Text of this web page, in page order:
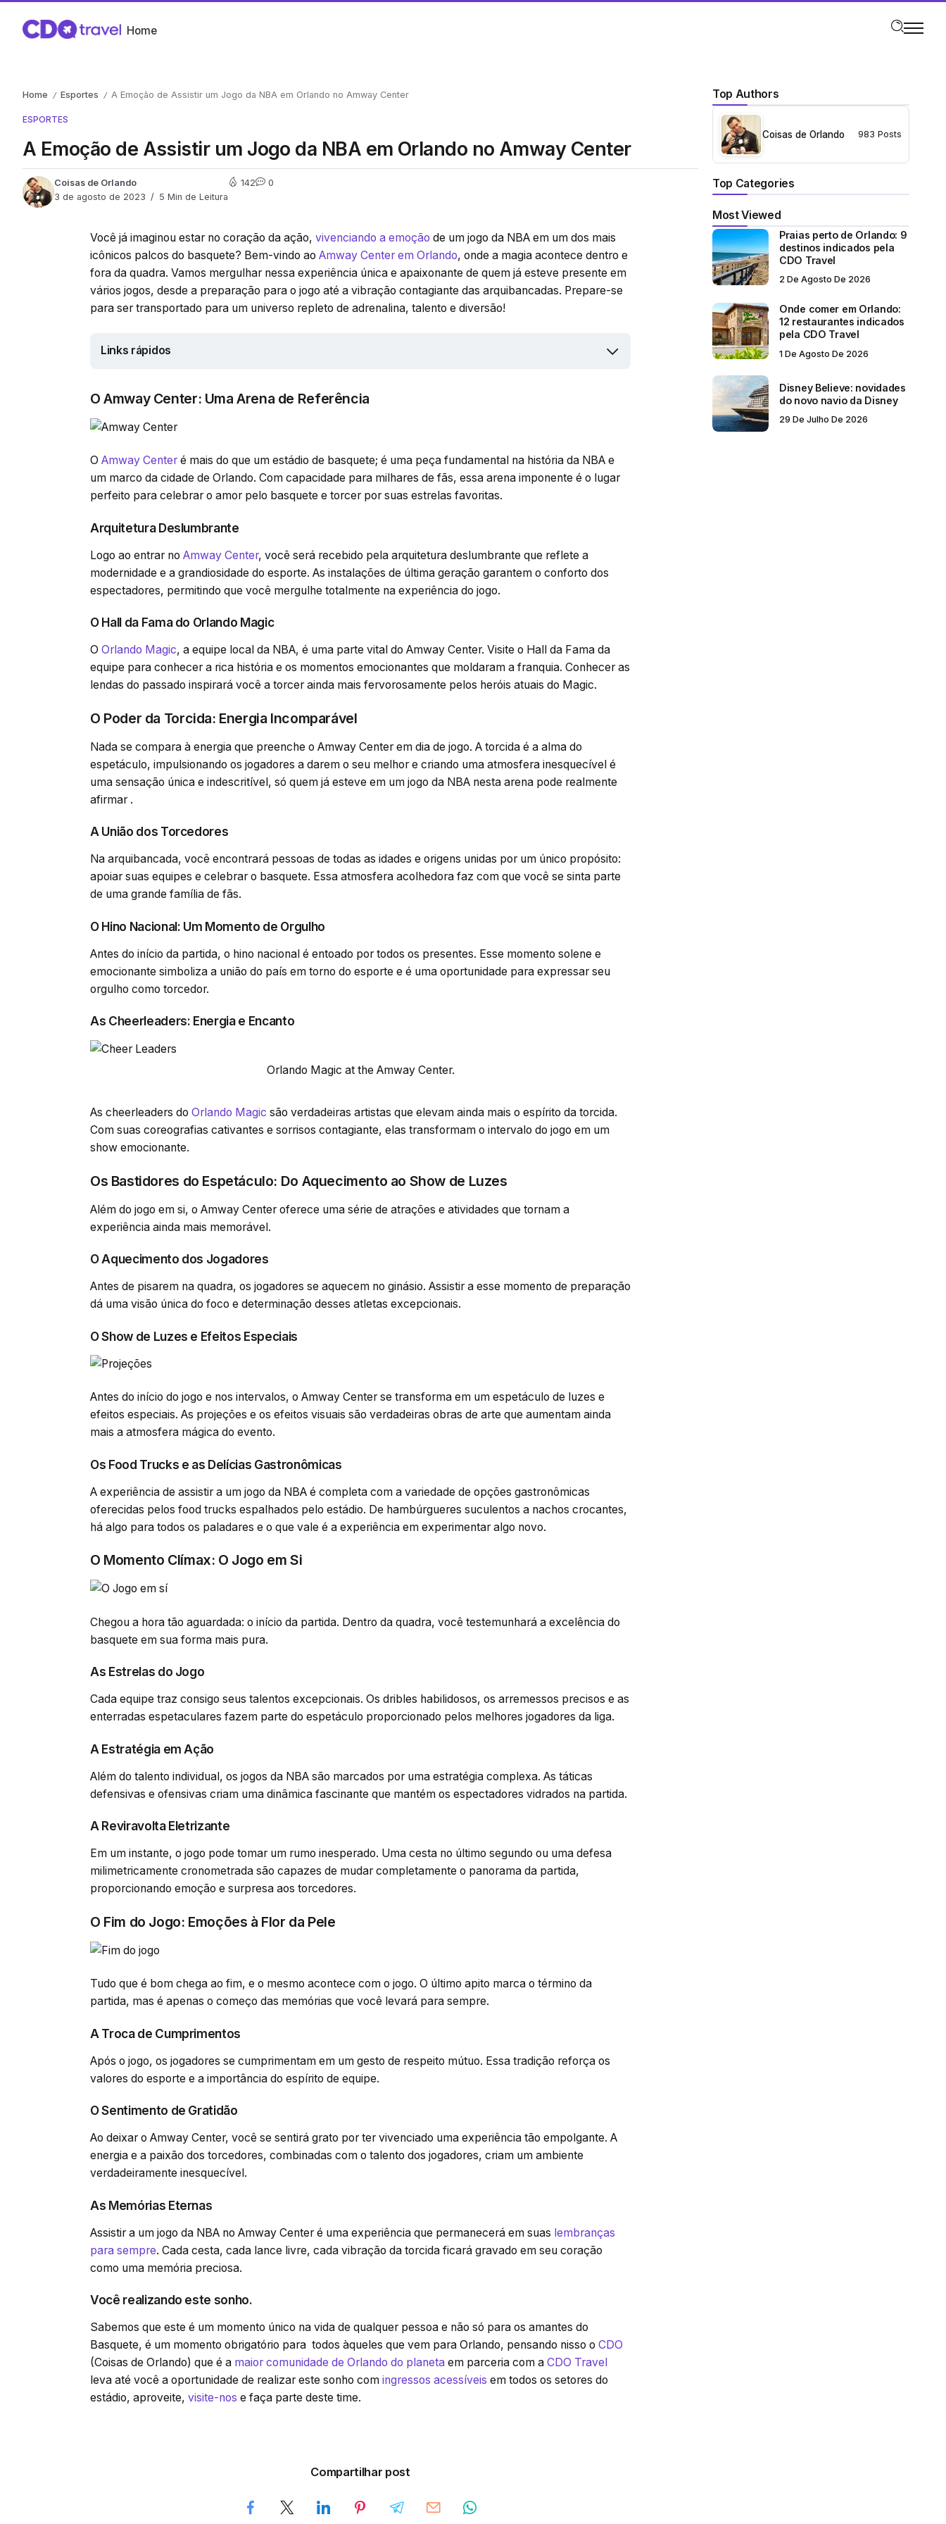
Home
Home / Esportes / A Emoção de Assistir um Jogo da NBA em Orlando no Amway Center
ESPORTES
A Emoção de Assistir um Jogo da NBA em Orlando no Amway Center
Coisas de Orlando
3 de agosto de 2023
5 Min de Leitura
142 0
Você já imaginou estar no coração da ação, vivenciando a emoção de um jogo da NBA em um dos mais
icônicos palcos do basquete? Bem-vindo ao Amway Center em Orlando, onde a magia acontece dentro e
fora da quadra. Vamos mergulhar nessa experiência única e apaixonante de quem já esteve presente em
vários jogos, desde a preparação para o jogo até a vibração contagiante das arquibancadas. Prepare-se
para ser transportado para um universo repleto de adrenalina, talento e diversão!
Links rápidos
O Amway Center: Uma Arena de Referência
O Amway Center é mais do que um estádio de basquete; é uma peça fundamental na história da NBA e
um marco da cidade de Orlando. Com capacidade para milhares de fãs, essa arena imponente é o lugar
perfeito para celebrar o amor pelo basquete e torcer por suas estrelas favoritas.
Arquitetura Deslumbrante
Logo ao entrar no Amway Center, você será recebido pela arquitetura deslumbrante que reflete a
modernidade e a grandiosidade do esporte. As instalações de última geração garantem o conforto dos
espectadores, permitindo que você mergulhe totalmente na experiência do jogo.
O Hall da Fama do Orlando Magic
O Orlando Magic, a equipe local da NBA, é uma parte vital do Amway Center. Visite o Hall da Fama da
equipe para conhecer a rica história e os momentos emocionantes que moldaram a franquia. Conhecer as
lendas do passado inspirará você a torcer ainda mais fervorosamente pelos heróis atuais do Magic.
O Poder da Torcida: Energia Incomparável
Nada se compara à energia que preenche o Amway Center em dia de jogo. A torcida é a alma do
espetáculo, impulsionando os jogadores a darem o seu melhor e criando uma atmosfera inesquecível é
uma sensação única e indescritível, só quem já esteve em um jogo da NBA nesta arena pode realmente
afirmar .
A União dos Torcedores
Na arquibancada, você encontrará pessoas de todas as idades e origens unidas por um único propósito:
apoiar suas equipes e celebrar o basquete. Essa atmosfera acolhedora faz com que você se sinta parte
de uma grande família de fãs.
O Hino Nacional: Um Momento de Orgulho
Antes do início da partida, o hino nacional é entoado por todos os presentes. Esse momento solene e
emocionante simboliza a união do país em torno do esporte e é uma oportunidade para expressar seu
orgulho como torcedor.
As Cheerleaders: Energia e Encanto
Orlando Magic at the Amway Center.
As cheerleaders do Orlando Magic são verdadeiras artistas que elevam ainda mais o espírito da torcida.
Com suas coreografias cativantes e sorrisos contagiante, elas transformam o intervalo do jogo em um
show emocionante.
Os Bastidores do Espetáculo: Do Aquecimento ao Show de Luzes
Além do jogo em si, o Amway Center oferece uma série de atrações e atividades que tornam a
experiência ainda mais memorável.
O Aquecimento dos Jogadores
Antes de pisarem na quadra, os jogadores se aquecem no ginásio. Assistir a esse momento de preparação
dá uma visão única do foco e determinação desses atletas excepcionais.
O Show de Luzes e Efeitos Especiais
Antes do início do jogo e nos intervalos, o Amway Center se transforma em um espetáculo de luzes e
efeitos especiais. As projeções e os efeitos visuais são verdadeiras obras de arte que aumentam ainda
mais a atmosfera mágica do evento.
Os Food Trucks e as Delícias Gastronômicas
A experiência de assistir a um jogo da NBA é completa com a variedade de opções gastronômicas
oferecidas pelos food trucks espalhados pelo estádio. De hambúrgueres suculentos a nachos crocantes,
há algo para todos os paladares e o que vale é a experiência em experimentar algo novo.
O Momento Clímax: O Jogo em Si
Chegou a hora tão aguardada: o início da partida. Dentro da quadra, você testemunhará a excelência do
basquete em sua forma mais pura.
As Estrelas do Jogo
Cada equipe traz consigo seus talentos excepcionais. Os dribles habilidosos, os arremessos precisos e as
enterradas espetaculares fazem parte do espetáculo proporcionado pelos melhores jogadores da liga.
A Estratégia em Ação
Além do talento individual, os jogos da NBA são marcados por uma estratégia complexa. As táticas
defensivas e ofensivas criam uma dinâmica fascinante que mantém os espectadores vidrados na partida.
A Reviravolta Eletrizante
Em um instante, o jogo pode tomar um rumo inesperado. Uma cesta no último segundo ou uma defesa
milimetricamente cronometrada são capazes de mudar completamente o panorama da partida,
proporcionando emoção e surpresa aos torcedores.
O Fim do Jogo: Emoções à Flor da Pele
Tudo que é bom chega ao fim, e o mesmo acontece com o jogo. O último apito marca o término da
partida, mas é apenas o começo das memórias que você levará para sempre.
A Troca de Cumprimentos
Após o jogo, os jogadores se cumprimentam em um gesto de respeito mútuo. Essa tradição reforça os
valores do esporte e a importância do espírito de equipe.
O Sentimento de Gratidão
Ao deixar o Amway Center, você se sentirá grato por ter vivenciado uma experiência tão empolgante. A
energia e a paixão dos torcedores, combinadas com o talento dos jogadores, criam um ambiente
verdadeiramente inesquecível.
As Memórias Eternas
Assistir a um jogo da NBA no Amway Center é uma experiência que permanecerá em suas lembranças
para sempre. Cada cesta, cada lance livre, cada vibração da torcida ficará gravado em seu coração
como uma memória preciosa.
Você realizando este sonho.
Sabemos que este é um momento único na vida de qualquer pessoa e não só para os amantes do
Basquete, é um momento obrigatório para todos àqueles que vem para Orlando, pensando nisso o CDO
(Coisas de Orlando) que é a maior comunidade de Orlando do planeta em parceria com a CDO Travel
leva até você a oportunidade de realizar este sonho com ingressos acessíveis em todos os setores do
estádio, aproveite, visite-nos e faça parte deste time.
Compartilhar post
Top Authors
Coisas de Orlando 983 Posts
Top Categories
Most Viewed
Praias perto de Orlando: 9
destinos indicados pela
CDO Travel
2 De Agosto De 2026
Onde comer em Orlando:
12 restaurantes indicados
pela CDO Travel
1 De Agosto De 2026
Disney Believe: novidades
do novo navio da Disney
29 De Julho De 2026